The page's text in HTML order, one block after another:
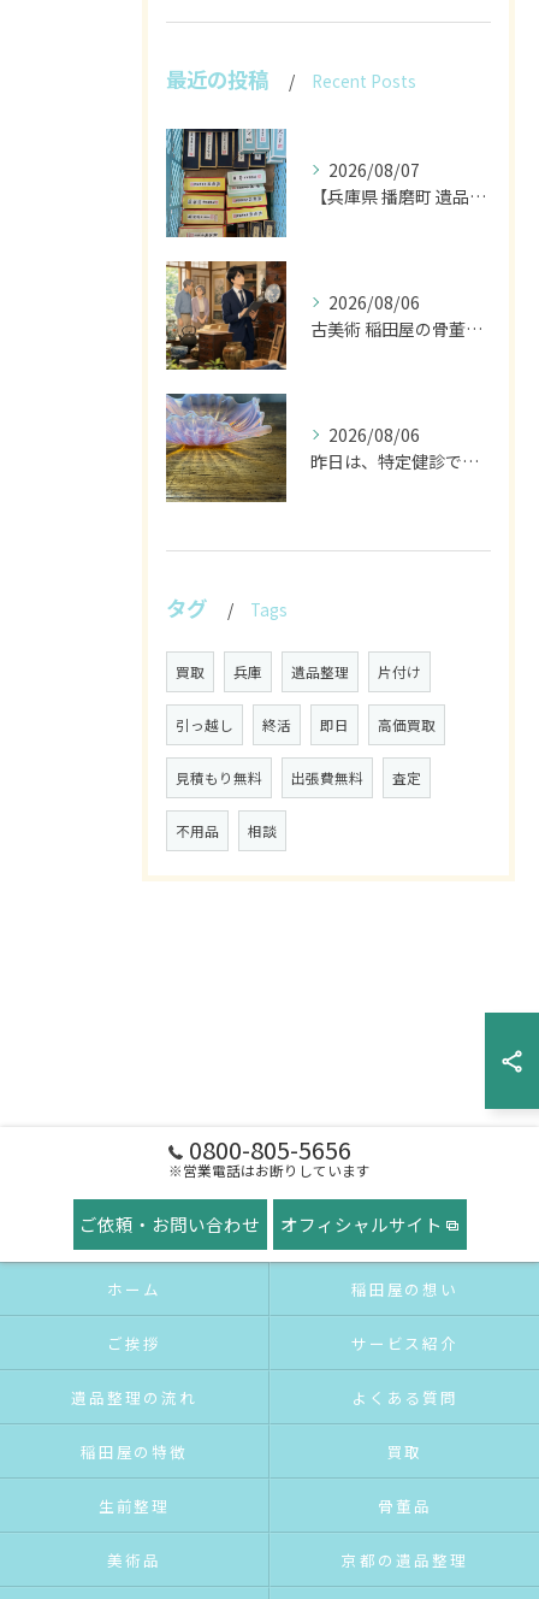
最近の投稿 Recent Posts
2026/08/07
【兵庫県 播磨町 遺品整理 買取 書道具 墨】
2026/08/06
古美術 稲田屋の骨董家具と遺品整理の目利き
2026/08/06
昨日は、特定健診でした。
タグ Tags
買取 兵庫 遺品整理 片付け
引っ越し 終活 即日 高価買取
見積もり無料 出張費無料 査定
不用品 相談
0800-805-5656
※営業電話はお断りしています
ご依頼・お問い合わせ オフィシャルサイト
ホーム 稲田屋の想い
ご挨拶 サービス紹介
遺品整理の流れ よくある質問
稲田屋の特徴 買取
生前整理 骨董品
美術品 京都の遺品整理